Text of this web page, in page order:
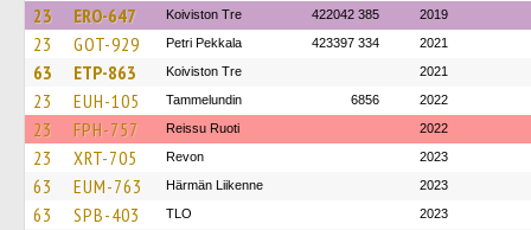
23 ERO-647 Koiviston Tre 422042 385 2019
23 GOT-929 Petri Pekkala 423397 334 2021
63 ETP-863 Koiviston Tre 2021
23 EUH-105 Tammelundin 6856 2022
23 FPH-757 Reissu Ruoti 2022
23 XRT-705 Revon 2023
63 EUM-763 Härmän Liikenne 2023
63 SPB-403 TLO 2023